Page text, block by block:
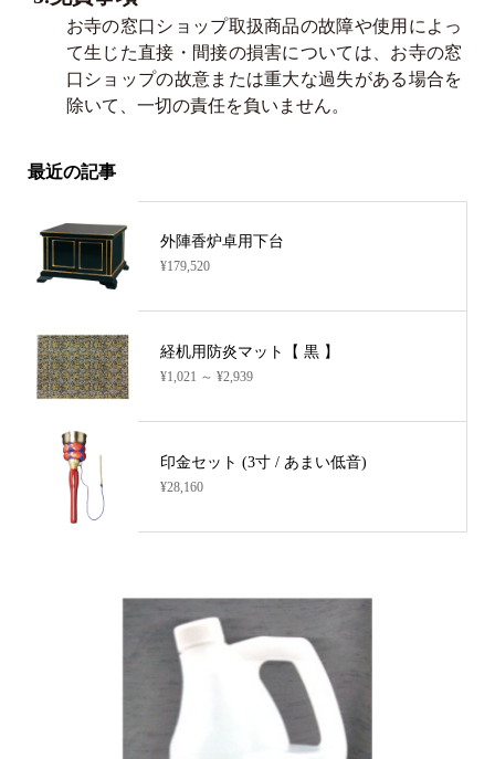
お寺の窓口ショップ取扱商品の故障や使用によっ
て生じた直接・間接の損害については、お寺の窓
口ショップの故意または重大な過失がある場合を
除いて、一切の責任を負いません。
最近の記事
外陣香炉卓用下台
¥179,520
経机用防炎マット【 黒 】
¥1,021 ～ ¥2,939
印金セット (3寸 / あまい低音)
¥28,160